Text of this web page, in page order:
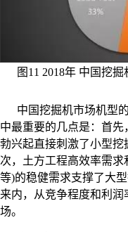
图11 2018年 中国挖
中国挖掘机市场机型
中最重要的几点是：首
勃兴起直接刺激了小型
次，土方工程高效率需
等)的稳健需求支撑了大
来内，从竞争程度和利
场。